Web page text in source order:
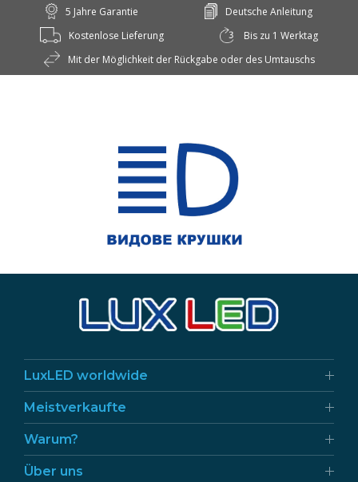
5 Jahre Garantie
Deutsche Anleitung
Kostenlose Lieferung
Bis zu 1 Werktag
Mit der Möglichkeit der Rückgabe oder des Umtauschs
LuxLED worldwide
Meistverkaufte
Warum?
Über uns